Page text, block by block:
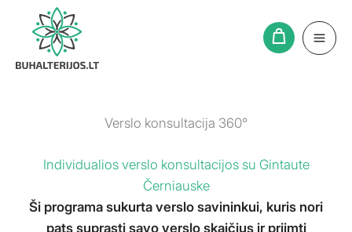
Verslo konsultacija 360°
Individualios verslo konsultacijos su Gintaute
Černiauske
Ši programa sukurta verslo savininkui, kuris nori
pats suprasti savo verslo skaičius ir priimti